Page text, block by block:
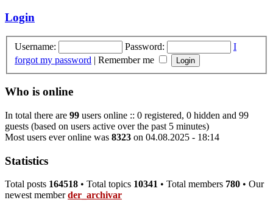
Login
Username: Password:
I
forgot my password | Remember me
Who is online
In total there are 99 users online :: 0 registered, 0 hidden and 99
guests (based on users active over the past 5 minutes)
Most users ever online was 8323 on 04.08.2025 - 18:14
Statistics
Total posts 164518 • Total topics 10341 • Total members 780 • Our
newest memberder_archivar